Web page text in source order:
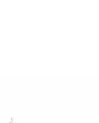
摊铺，由中铁五局承建的
程主线路面63.879公里顺
表示，公司目前初步判
不影响已获认证产品的销